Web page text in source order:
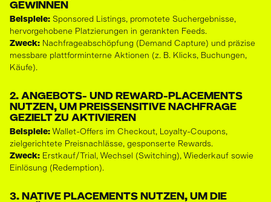
GEWINNEN
Beispiele: Sponsored Listings, promotete Suchergebnisse,
hervorgehobene Platzierungen in gerankten Feeds.
Zweck: Nachfrageabschöpfung (Demand Capture) und präzise
messbare plattforminterne Aktionen (z. B. Klicks, Buchungen,
Käufe).
2. ANGEBOTS- UND REWARD-PLACEMENTS
NUTZEN, UM PREISSENSITIVE NACHFRAGE
GEZIELT ZU AKTIVIEREN
Beispiele: Wallet-Offers im Checkout, Loyalty-Coupons,
zielgerichtete Preisnachlässe, gesponserte Rewards.
Zweck: Erstkauf/Trial, Wechsel (Switching), Wiederkauf sowie
Einlösung (Redemption).
3. NATIVE PLACEMENTS NUTZEN, UM DIE